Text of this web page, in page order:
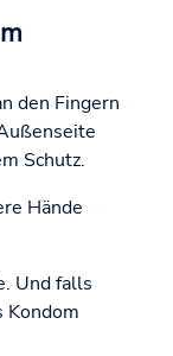
den Fingern
Schutz.
Hände
Und falls
Kondom